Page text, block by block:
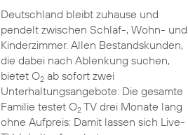
Deutschland bleibt zuhause und
pendelt zwischen Schlaf-, Wohn- und
Kinderzimmer. Allen Bestandskunden,
die dabei nach Ablenkung suchen,
bietet O2ab sofort zwei
Unterhaltungsangebote: Die gesamte
Familie testet O2TV drei Monate lang
ohne Aufpreis: Damit lassen sich Live-